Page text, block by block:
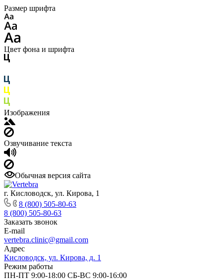
Размер шрифта
Цвет фона и шрифта
Изображения
Озвучивание текста
Обычная версия сайта
г. Кисловодск, ул. Кирова, 1
8 (800) 505-80-63
8 (800) 505-80-63
Заказать звонок
E-mail
vertebra.clinic@gmail.com
Адрес
Кисловодск, ул. Кирова, д. 1
Режим работы
ПН-ПТ 9:00-18:00 СБ-ВС 9:00-16:00